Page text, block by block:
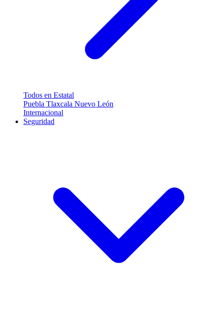
Todos en Estatal
Puebla Tlaxcala Nuevo León
Internacional
Seguridad